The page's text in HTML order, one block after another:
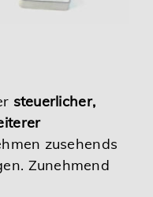
steuerlicher,
zusehends
Zunehmend